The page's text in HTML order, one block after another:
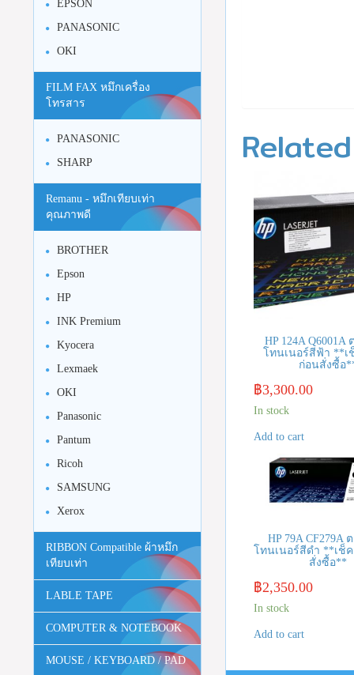
HP 124A Q6001A
โทนเนอร์สีฟ้า **
ก่อนสั่งซื้อ
฿3,300.00
In stock
Add to cart
HP 79A CF279A
โทนเนอร์สีดำ **เช็
สั่งซื้อ**
฿2,350.00
In stock
Add to cart
EPSON
PANASONIC
OKI
FILM FAX หมึกเครื่อง
โทรสาร
PANASONIC
SHARP
Remanu - หมึกเทียบเท่า
คุณภาพดี
BROTHER
Epson
HP
INK Premium
Kyocera
Lexmaek
OKI
Panasonic
Pantum
Ricoh
SAMSUNG
Xerox
RIBBON Compatible ผ้าหมึก
เทียบเท่า
LABLE TAPE
COMPUTER & NOTEBOOK
MOUSE / KEYBOARD / PAD